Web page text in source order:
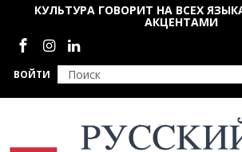
Перейти к основному содержанию
ВОЙТИ
КУЛЬТУРА ГОВОРИТ НА ВСЕХ
АКЦЕНТАМИ
Социальные сети